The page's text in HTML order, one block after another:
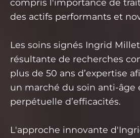
compris l'importance de
des actifs performants et
Les soins signés Ingrid
résultante de recherches
plus de 50 ans d’expertise
un marché du soin anti-âge
perpétuelle d’efficacités.
L'approche innovante